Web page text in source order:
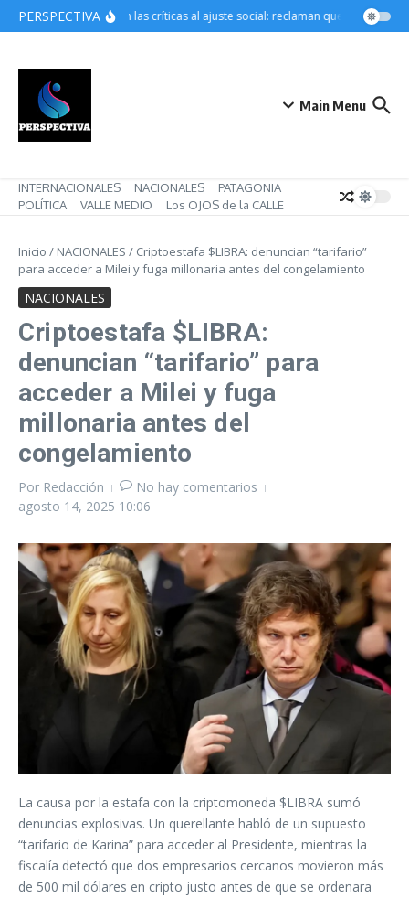
Saltar al contenido
PERSPECTIVACrecen las críticas al ajuste social: reclaman que Pettovello
Main Menu
INTERNACIONALES NACIONALES
PATAGONIA
POLÍTICA
VALLE MEDIO Los OJOS de la CALLE
Inicio / NACIONALES / Criptoestafa $LIBRA: denuncian “tarifario”
para acceder a Milei y fuga millonaria antes del congelamiento
NACIONALES
Criptoestafa $LIBRA:
denuncian “tarifario” para
acceder a Milei y fuga
millonaria antes del
congelamiento
Por Redacción
No hay comentarios
agosto 14, 2025 10:06
La causa por la estafa con la criptomoneda $LIBRA sumó
denuncias explosivas. Un querellante habló de un supuesto
“tarifario de Karina” para acceder al Presidente, mientras la
fiscalía detectó que dos empresarios cercanos movieron más
de 500 mil dólares en cripto justo antes de que se ordenara